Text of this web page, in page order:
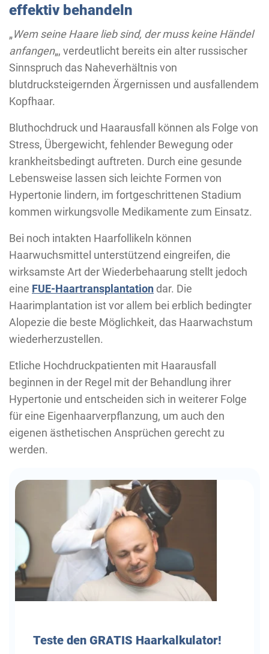
effektiv behandeln
„Wem seine Haare lieb sind, der muss keine Händel
anfangen„, verdeutlicht bereits ein alter russischer
Sinnspruch das Naheverhältnis von
blutdrucksteigernden Ärgernissen und ausfallendem
Kopfhaar.
Bluthochdruck und Haarausfall können als Folge von
Stress, Übergewicht, fehlender Bewegung oder
krankheitsbedingt auftreten. Durch eine gesunde
Lebensweise lassen sich leichte Formen von
Hypertonie lindern, im fortgeschrittenen Stadium
kommen wirkungsvolle Medikamente zum Einsatz.
Bei noch intakten Haarfollikeln können
Haarwuchsmittel unterstützend eingreifen, die
wirksamste Art der Wiederbehaarung stellt jedoch
eine FUE-Haartransplantation dar. Die
Haarimplantation ist vor allem bei erblich bedingter
Alopezie die beste Möglichkeit, das Haarwachstum
wiederherzustellen.
Etliche Hochdruckpatienten mit Haarausfall
beginnen in der Regel mit der Behandlung ihrer
Hypertonie und entscheiden sich in weiterer Folge
für eine Eigenhaarverpflanzung, um auch den
eigenen ästhetischen Ansprüchen gerecht zu
werden.
Teste den GRATIS Haarkalkulator!